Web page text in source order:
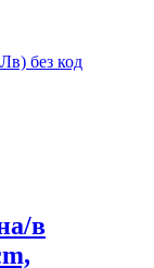
без код
в